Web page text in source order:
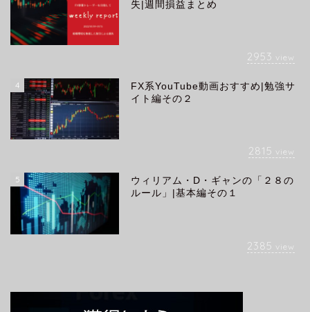
失|週間損益まとめ
2953 view
4
FX系YouTube動画おすすめ|勉強サ
イト編その２
2815 view
5
ウィリアム・D・ギャンの「２８の
ルール」|基本編その１
2385 view